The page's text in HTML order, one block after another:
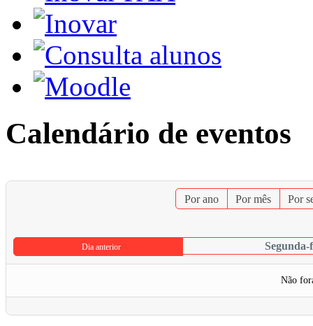
Calendário de eventos
Por ano Por mês Por
Dia anterior
Não